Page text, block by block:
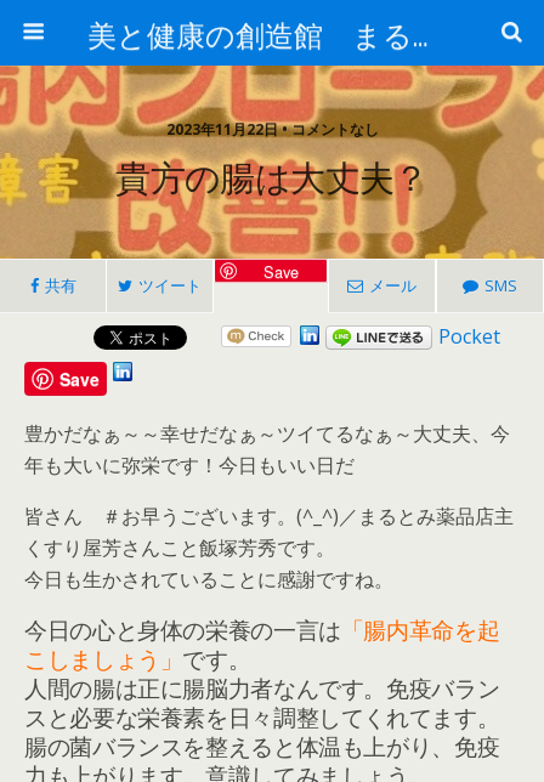
美と健康の創造館 まるとみ薬品 ぐんまの薬屋 芳さんのブログ
2023年11月22日 • コメントなし
貴方の腸は大丈夫？
共有 ツイート
Save
メール SMS
Pocket
Save
豊かだなぁ～～幸せだなぁ～ツイてるなぁ～大丈夫、今
年も大いに弥栄です！今日もいい日だ
皆さん ＃お早うございます。(^_^)／まるとみ薬品店主
くすり屋芳さんこと飯塚芳秀です。
今日も生かされていることに感謝ですね。
今日の心と身体の栄養の一言は 「腸内革命を起
こしましょう」 です。
人間の腸は正に腸脳力者なんです。免疫バラン
スと必要な栄養素を日々調整してくれてます。
腸の菌バランスを整えると体温も上がり、免疫
力も上がります。意識してみましょう。